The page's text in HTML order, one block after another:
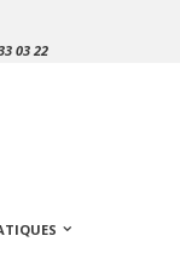
03 22